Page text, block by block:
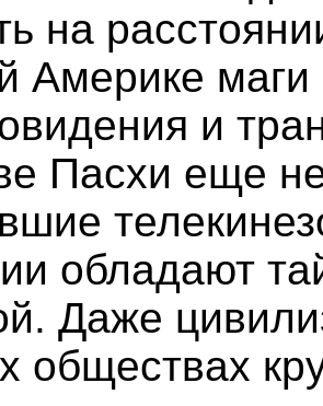
на
Америке маги
и
Пасхи еще
обладают
Даже
обществах